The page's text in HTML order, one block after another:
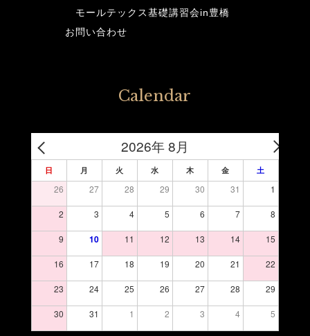
モールテックス基礎講習会in豊橋
お問い合わせ
Calendar
2026年 8月
日 月 火 水 木 金 土
26 27 28 29 30 31 1
2 3 4 5 6 7 8
9 10 11 12 13 14 15
16 17 18 19 20 21 22
23 24 25 26 27 28 29
30 31 1 2 3 4 5